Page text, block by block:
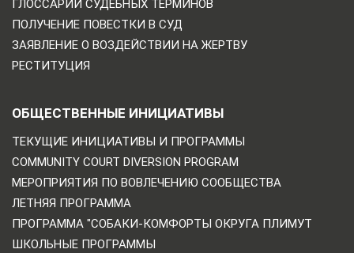
ГЛОССАРИЙ СУДЕБНЫХ ТЕРМИНОВ
ПОЛУЧЕНИЕ ПОВЕСТКИ В СУД
ЗАЯВЛЕНИЕ О ВОЗДЕЙСТВИИ НА ЖЕРТВУ
РЕСТИТУЦИЯ
ОБЩЕСТВЕННЫЕ ИНИЦИАТИВЫ
ТЕКУЩИЕ ИНИЦИАТИВЫ И ПРОГРАММЫ
COMMUNITY COURT DIVERSION PROGRAM
МЕРОПРИЯТИЯ ПО ВОВЛЕЧЕНИЮ СООБЩЕСТВА
ЛЕТНЯЯ ПРОГРАММА
ПРОГРАММА "СОБАКИ-КОМФОРТЫ ОКРУГА ПЛИМУТ
ШКОЛЬНЫЕ ПРОГРАММЫ